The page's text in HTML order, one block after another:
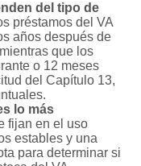
del tipo de
préstamos del VA
años después de
que los
o 12 meses
del Capítulo 13,
lo más
fijan en el uso
estables y una
para determinar si